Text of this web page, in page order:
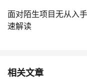
面对陌生项目无从入
速解读
相关文章